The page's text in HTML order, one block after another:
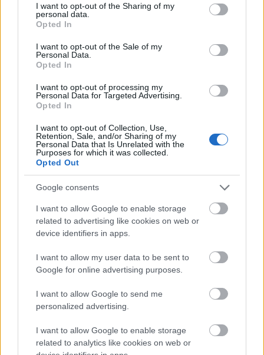
not limited to your visit or usage behaviour. You may click to
grant or deny consent to Google and its third-party tags to
use your data for below specified purposes in below Google
consent section.
I want to opt-out of the Sharing of my
personal data.
Opted In
I want to opt-out of the Sale of my
Personal Data.
Opted In
I want to opt-out of processing my
Personal Data for Targeted Advertising.
Opted In
I want to opt-out of Collection, Use,
Retention, Sale, and/or Sharing of my
Personal Data that Is Unrelated with the
Purposes for which it was collected.
Opted Out
Google consents
I want to allow Google to enable storage
related to advertising like cookies on web or
device identifiers in apps.
I want to allow my user data to be sent to
Google for online advertising purposes.
I want to allow Google to send me
personalized advertising.
I want to allow Google to enable storage
related to analytics like cookies on web or
χώρος εξυπηρέτησης από την ομάδα των Tech
Heroes, της εξειδικευμένης ομάδας τεχνολογίας
προσωποποιημένη εξυπηρέτηση με άμεση
αποκατάσταση προβλημάτων και υποστήριξη σε
κάθε ανάγκη των πελάτων, κάνοντας την
τεχνολογία απλή για όλους. Οι Tech Heroes
επιλογή μιας νέας συσκευής έως την προστασία
και τη συντήρησή της.
Μέσα από υπηρεσίες όπως το Vodafone Tech
Insurance, που προσφέρει υπηρεσίες ασφάλισης
για smartphones και tablets, το Vodafone Tech
Protect, για προηγμένη προστασία οθόνης με
μεμβράνη που κόβεται επί τόπου και το Vodafone
Tech Service, για γρήγορη και αξιόπιστη επισκευή,
με σιγουριά σε κάθε βήμα οι πελάτες
απολαμβάνουν εξατομικευμένες λύσεις που
εξασφαλίζουν μεγαλύτερη ασφάλεια και